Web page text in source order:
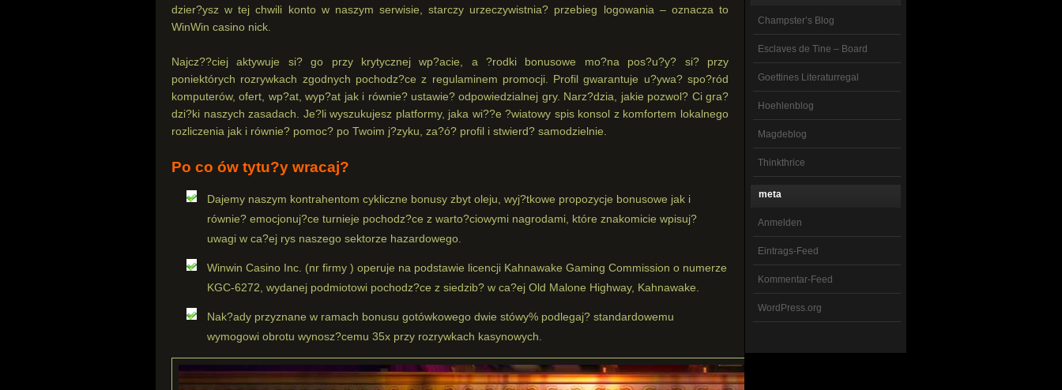
Champster’s Blog
Esclaves de Tine – Board
Goettines Literaturregal
Hoehlenblog
Magdeblog
Thinkthrice
meta
Anmelden
Eintrags-Feed
Kommentar-Feed
WordPress.org
dzier?ysz w tej chwili konto w naszym serwisie, starczy urzeczywistnia? przebieg logowania – oznacza to
WinWin casino nick.
Najcz??ciej aktywuje si? go przy krytycznej wp?acie, a ?rodki bonusowe mo?na pos?u?y? si? przy
poniektórych rozrywkach zgodnych pochodz?ce z regulaminem promocji. Profil gwarantuje u?ywa? spo?ród
komputerów, ofert, wp?at, wyp?at jak i równie? ustawie? odpowiedzialnej gry. Narz?dzia, jakie pozwol? Ci gra?
dzi?ki naszych zasadach. Je?li wyszukujesz platformy, jaka wi??e ?wiatowy spis konsol z komfortem lokalnego
rozliczenia jak i równie? pomoc? po Twoim j?zyku, za?ó? profil i stwierd? samodzielnie.
Po co ów tytu?y wracaj?
Dajemy naszym kontrahentom cykliczne bonusy zbyt oleju, wyj?tkowe propozycje bonusowe jak i
równie? emocjonuj?ce turnieje pochodz?ce z warto?ciowymi nagrodami, które znakomicie wpisuj?
uwagi w ca?ej rys naszego sektorze hazardowego.
Winwin Casino Inc. (nr firmy ) operuje na podstawie licencji Kahnawake Gaming Commission o numerze
KGC-6272, wydanej podmiotowi pochodz?ce z siedzib? w ca?ej Old Malone Highway, Kahnawake.
Nak?ady przyznane w ramach bonusu gotówkowego dwie stówy% podlegaj? standardowemu
wymogowi obrotu wynosz?cemu 35x przy rozrywkach kasynowych.